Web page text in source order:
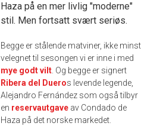
Haza på en mer livlig "moderne"
stil. Men fortsatt svært seriøs.
Begge er stålende matviner, ikke minst
velegnet til sesongen vi er inne i med
mye godt vilt . Og begge er signert
Ribera del Dueros levende legende,
Alejandro Fernández som også tilbyr
en reservautgave av Condado de
Haza på det norske markedet.